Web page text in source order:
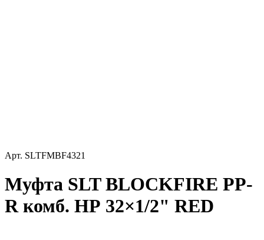
Арт. SLTFMBF4321
Муфта SLT BLOCKFIRE PP-
R комб. НР 32×1/2" RED